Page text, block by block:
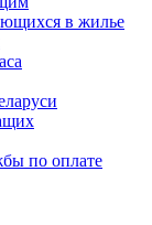
в жилье
по оплате